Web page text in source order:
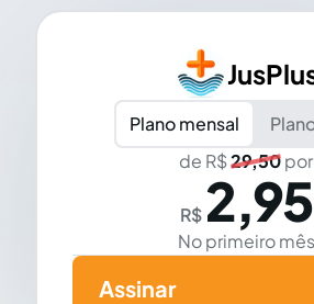
Plano mensal
de R$29,50por
R$ 2,95
No primeiro mês
Assinar